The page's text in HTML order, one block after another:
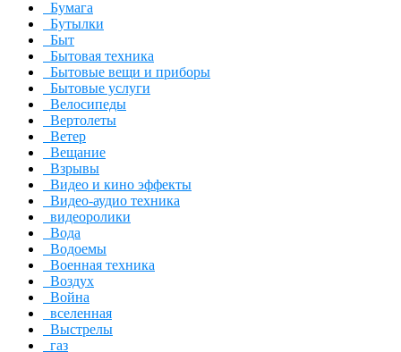
Бумага
Бутылки
Быт
Бытовая техника
Бытовые вещи и приборы
Бытовые услуги
Велосипеды
Вертолеты
Ветер
Вещание
Взрывы
Видео и кино эффекты
Видео-аудио техника
видеоролики
Вода
Водоемы
Военная техника
Воздух
Война
вселенная
Выстрелы
газ